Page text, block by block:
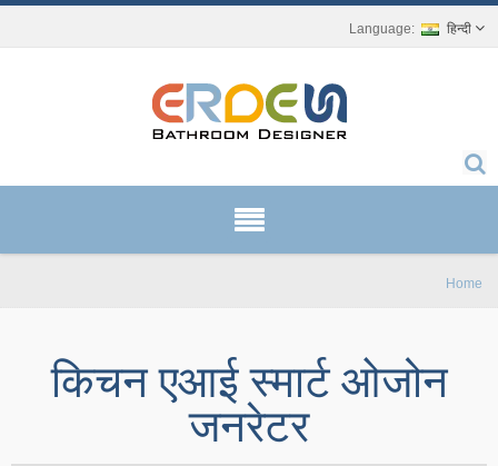
हिन्दी
Home
किचन एआई स्मार्ट ओजोन
जनरेटर